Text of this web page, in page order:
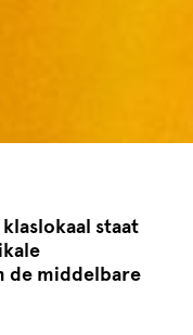
staat
de middelbare